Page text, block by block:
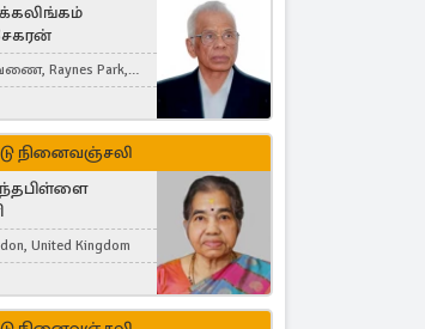
Raynes Park,
Kingdom
நினைவஞ்சலி
United Kingdom